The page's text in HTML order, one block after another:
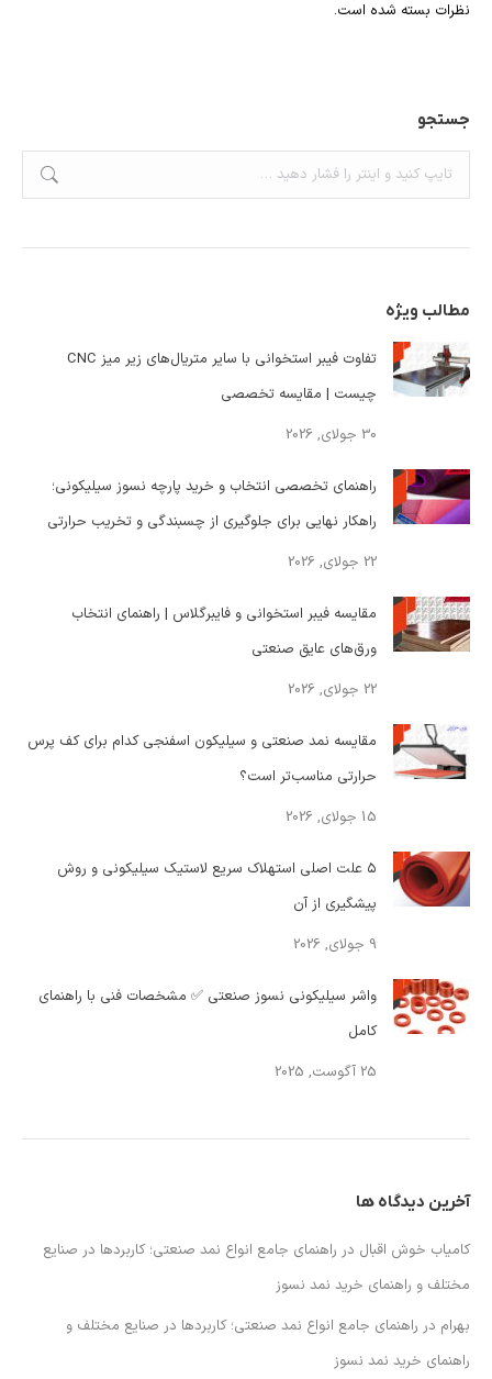
نظرات بسته شده است.
جستجو
جستجو:
مطالب ویژه
تفاوت فیبر استخوانی با سایر متریال‌های زیر میز CNC
چیست | مقایسه تخصصی
30 جولای, 2026
راهنمای تخصصی انتخاب و خرید پارچه نسوز سیلیکونی؛
راهکار نهایی برای جلوگیری از چسبندگی و تخریب حرارتی
22 جولای, 2026
مقایسه فیبر استخوانی و فایبرگلاس | راهنمای انتخاب
ورق‌های عایق صنعتی
22 جولای, 2026
مقایسه نمد صنعتی و سیلیکون اسفنجی کدام برای کف پرس
حرارتی مناسب‌تر است؟
15 جولای, 2026
۵ علت اصلی استهلاک سریع لاستیک سیلیکونی و روش
پیشگیری از آن
9 جولای, 2026
واشر سیلیکونی نسوز صنعتی ✅ مشخصات فنی با راهنمای
کامل
25 آگوست, 2025
آخرین دیدگاه ها
کامیاب خوش اقبال در راهنمای جامع انواع نمد صنعتی؛ کاربردها در صنایع
مختلف و راهنمای خرید نمد نسوز
بهرام در راهنمای جامع انواع نمد صنعتی؛ کاربردها در صنایع مختلف و
راهنمای خرید نمد نسوز